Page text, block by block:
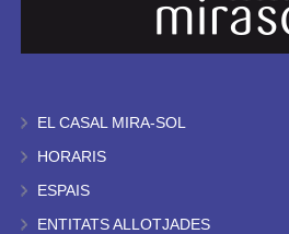
EL CASAL MIRA-SOL
HORARIS
ESPAIS
ENTITATS ALLOTJADES